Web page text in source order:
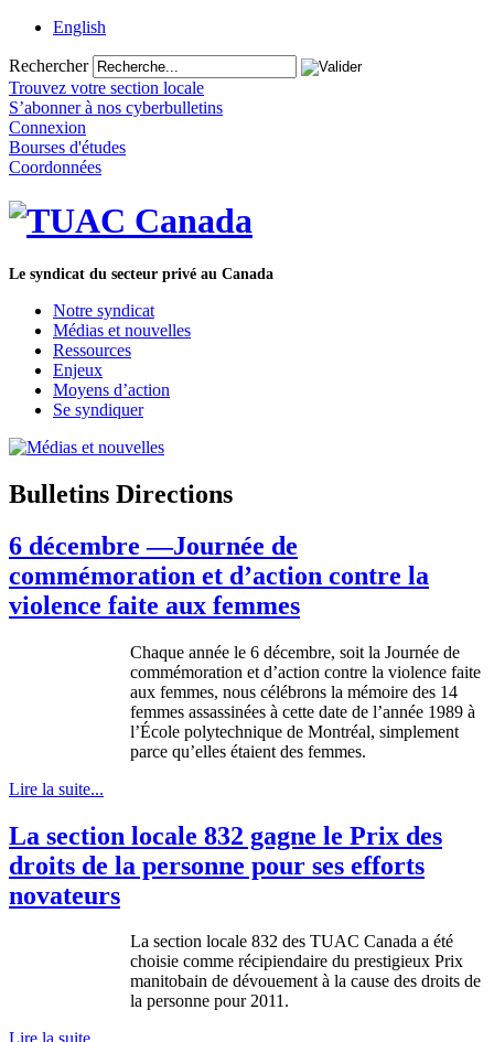
English
Rechercher
Trouvez votre section locale
S’abonner à nos cyberbulletins
Connexion
Bourses d'études
Coordonnées
Le syndicat du secteur privé au Canada
Notre syndicat
Médias et nouvelles
Ressources
Enjeux
Moyens d’action
Se syndiquer
Bulletins Directions
6 décembre —Journée de
commémoration et d’action contre la
violence faite aux femmes
Chaque année le 6 décembre, soit la Journée de
commémoration et d’action contre la violence faite
aux femmes, nous célébrons la mémoire des 14
femmes assassinées à cette date de l’année 1989 à
l’École polytechnique de Montréal, simplement
parce qu’elles étaient des femmes.
Lire la suite...
La section locale 832 gagne le Prix des
droits de la personne pour ses efforts
novateurs
La section locale 832 des TUAC Canada a été
choisie comme récipiendaire du prestigieux Prix
manitobain de dévouement à la cause des droits de
la personne pour 2011.